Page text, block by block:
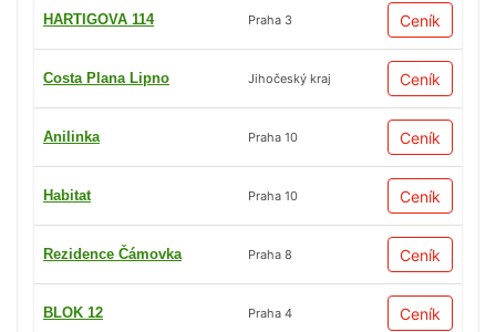
HARTIGOVA 114 Praha 3 Ceník
Costa Plana Lipno Jihočeský kraj Ceník
Anilinka Praha 10 Ceník
Habitat Praha 10 Ceník
Rezidence Čámovka Praha 8 Ceník
BLOK 12 Praha 4 Ceník